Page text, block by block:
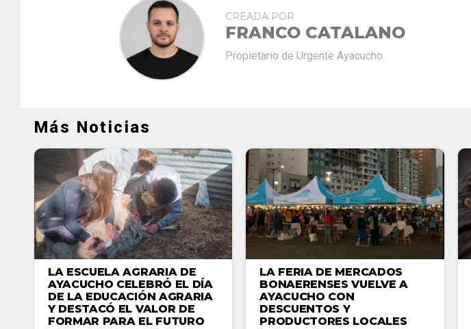
CREADA POR
FRANCO CATALANO
Propietario de Urgente Ayacucho.
Más Noticias
LA ESCUELA AGRARIA DE
AYACUCHO CELEBRÓ EL DÍA
DE LA EDUCACIÓN AGRARIA
Y DESTACÓ EL VALOR DE
FORMAR PARA EL FUTURO
LA FERIA DE MERCADOS
BONAERENSES VUELVE A
AYACUCHO CON
DESCUENTOS Y
PRODUCTORES LOCALES